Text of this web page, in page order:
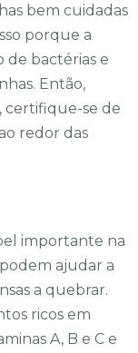
bem cuidadas
porque a
de bactérias e
Então,
certifique-se de
redor das
importante na
ajudar a
a quebrar.
ricos em
A, B e C e